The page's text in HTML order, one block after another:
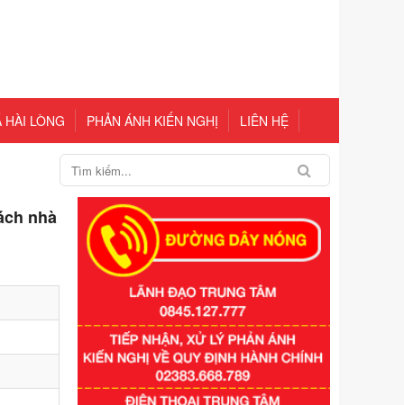
HÀI LÒNG PHẢN ÁNH KIẾN NGHỊ LIÊN HỆ
nhà